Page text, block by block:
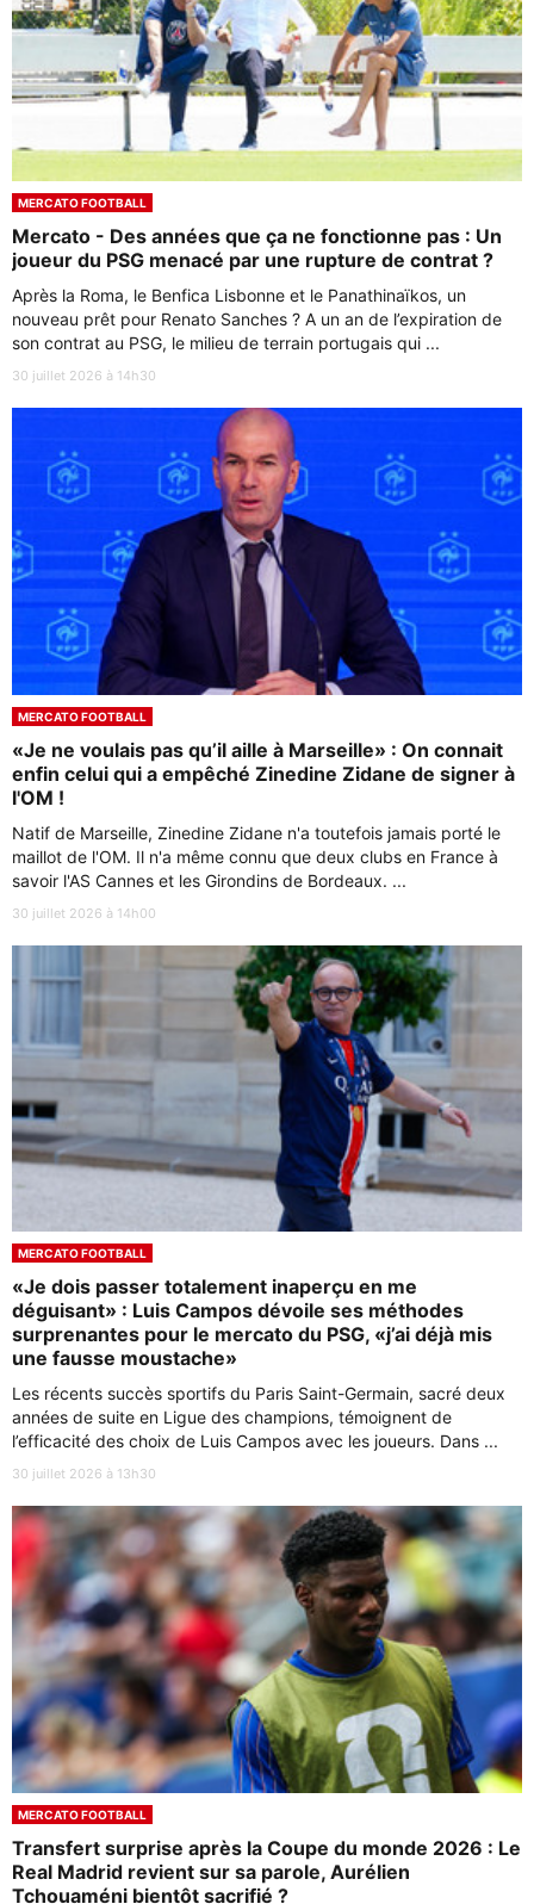
MERCATO FOOTBALL
Mercato - Des années que ça ne fonctionne pas : Un
joueur du PSG menacé par une rupture de contrat ?
Après la Roma, le Benfica Lisbonne et le Panathinaïkos, un
nouveau prêt pour Renato Sanches ? A un an de l’expiration de
son contrat au PSG, le milieu de terrain portugais qui ...
30 juillet 2026 à 14h30
MERCATO FOOTBALL
«Je ne voulais pas qu’il aille à Marseille» : On connait
enfin celui qui a empêché Zinedine Zidane de signer à
l'OM !
Natif de Marseille, Zinedine Zidane n'a toutefois jamais porté le
maillot de l'OM. Il n'a même connu que deux clubs en France à
savoir l'AS Cannes et les Girondins de Bordeaux. ...
30 juillet 2026 à 14h00
MERCATO FOOTBALL
«Je dois passer totalement inaperçu en me
déguisant» : Luis Campos dévoile ses méthodes
surprenantes pour le mercato du PSG, «j’ai déjà mis
une fausse moustache»
Les récents succès sportifs du Paris Saint-Germain, sacré deux
années de suite en Ligue des champions, témoignent de
l’efficacité des choix de Luis Campos avec les joueurs. Dans ...
30 juillet 2026 à 13h30
MERCATO FOOTBALL
Transfert surprise après la Coupe du monde 2026 : Le
Real Madrid revient sur sa parole, Aurélien
Tchouaméni bientôt sacrifié ?